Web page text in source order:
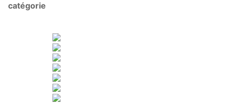
catégorie